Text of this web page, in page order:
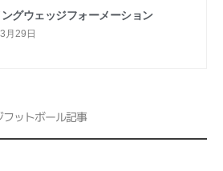
グウェッジフォーメーション
月29日
フットボール記事